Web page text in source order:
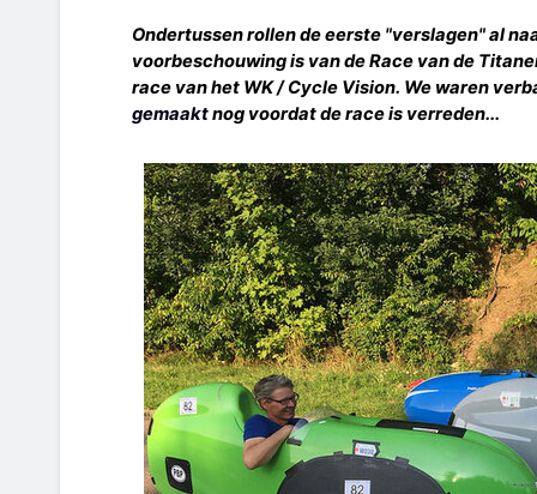
Ondertussen rollen de eerste "verslagen" al
voorbeschouwing is van de Race van de
race van het WK / Cycle Vision. We waren
gemaaktnog voordat de race is verreden...